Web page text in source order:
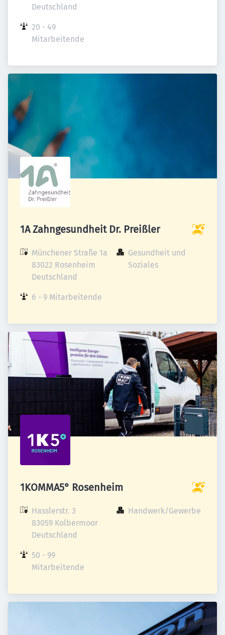
Deutschland
20 - 49
Mitarbeitende
1A Zahngesundheit Dr. Preißler
Münchener Straße 1a
83022 Rosenheim
Deutschland
Gesundheit und
Soziales
6 - 9 Mitarbeitende
1KOMMA5° Rosenheim
Hasslerstr. 3
83059 Kolbermoor
Deutschland
Handwerk/Gewerbe
50 - 99
Mitarbeitende